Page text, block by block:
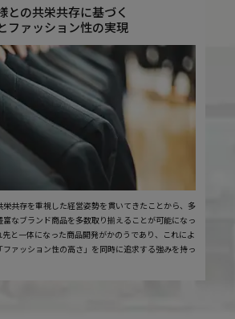
との共栄共存に基づく
ファッション性の実現
共存を重視した経営姿勢を貫いてきたことから、多
なブランド商品を多数取り揃えることが可能になっ
と一体になった商品開発がかのうであり、これによ
ファッション性の高さ」を同時に追求する強みを持っ